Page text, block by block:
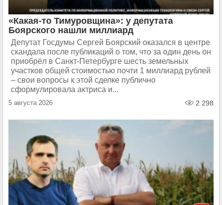
«Какая-то Тимуровщина»: у депутата
Боярского нашли миллиард
Депутат Госдумы Сергей Боярский оказался в центре
скандала после публикаций о том, что за один день он
приобрёл в Санкт-Петербурге шесть земельных
участков общей стоимостью почти 1 миллиард рублей
– свои вопросы к этой сделке публично
сформулировала актриса и...
5 августа 2026 2 298